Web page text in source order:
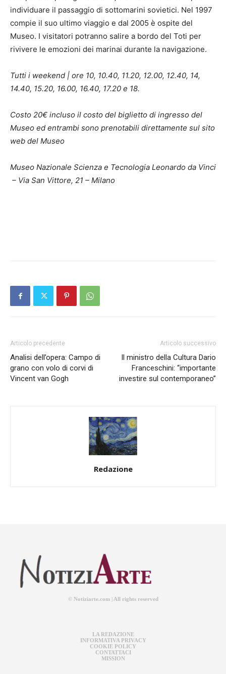
individuare il passaggio di sottomarini sovietici. Nel 1997
compie il suo ultimo viaggio e dal 2005 è ospite del
Museo. I visitatori potranno salire a bordo del Toti per
rivivere le emozioni dei marinai durante la navigazione.
Tutti i weekend | ore 10, 10.40, 11.20, 12.00, 12.40, 14,
14.40, 15.20, 16.00, 16.40, 17.20 e 18.
Costo 20€ incluso il costo del biglietto di ingresso del
Museo ed entrambi sono prenotabili direttamente sul sito
web del Museo
Museo Nazionale Scienza e Tecnologia Leonardo da Vinci
– Via San Vittore, 21 – Milano
Articolo precedente
Analisi dell’opera: Campo di
grano con volo di corvi di
Vincent van Gogh
Articolo successivo
Il ministro della Cultura Dario
Franceschini: “importante
investire sul contemporaneo”
Redazione
© Notiziarte.com | All rights reserved
LA REDAZIONE
INFORMATIVA PRIVACY
COOKIE POLICY
CONTATTACI
MISSION